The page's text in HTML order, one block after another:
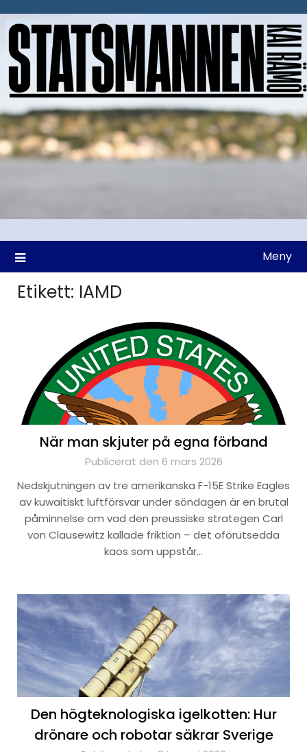
till
Meny
Etikett: IAMD
När man skjuter på egna förband
Publicerat den 6 mars 2026
Nedskjutningen av tre amerikanska F-15E Strike Eagles
av kuwaitiskt luftförsvar under söndagen är en brutal
påminnelse om vad den preussiske strategen Carl
von Clausewitz kallade friktion – det oförutsedda
kaos som uppstår…
Den högteknologiska igelkotten: Hur
drönare och robotar säkrar Sverige